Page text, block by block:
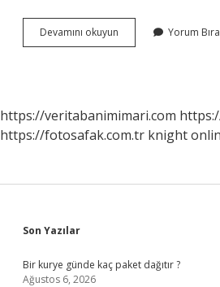
Devamını okuyun Alacahöyük
Nerede
Yorum
https://veritabanimimari.com
https://fotosafak.com.tr knight
Sidebar
Son Yazılar
Bir kurye günde kaç paket dağıtır ?
Ağustos 6, 2026